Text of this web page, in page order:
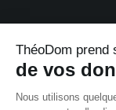
ThéoDom prend
de vos
Nous utilisons